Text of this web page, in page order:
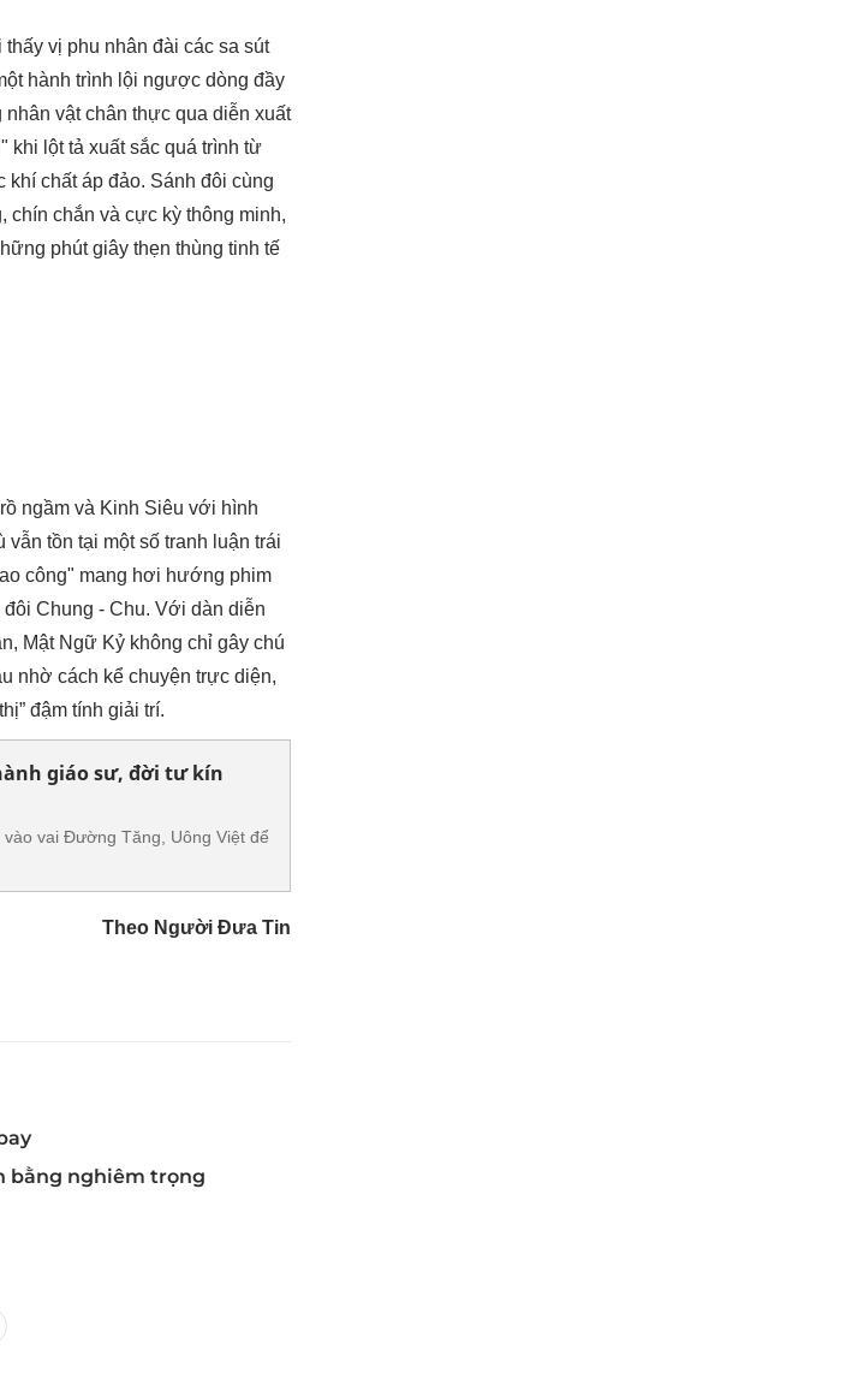
vị phu nhân đài các sa sút
hành trình lội ngược dòng đầy
vật chân thực qua diễn xuất
khi lột tả xuất sắc quá trình từ
chất áp đảo. Sánh đôi cùng
chín chắn và cực kỳ thông minh,
phút giây thẹn thùng tinh tế
ngầm và Kinh Siêu với hình
tồn tại một số tranh luận trái
công" mang hơi hướng phim
Chung - Chu. Với dàn diễn
Mật Ngữ Kỷ không chỉ gây chú
nhờ cách kể chuyện trực diện,
đậm tính giải trí.
giáo sư, đời tư kín
vai Đường Tăng, Uông Việt để
Theo Người Đưa Tin
bằng nghiêm trọng